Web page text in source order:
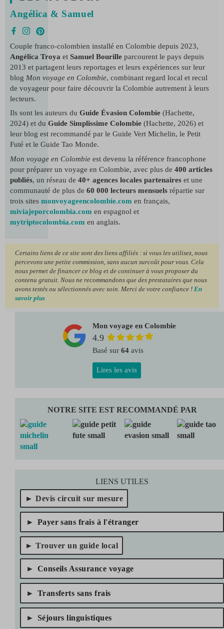
Angélica & Samuel
Couple franco-colombien installé en Colombie depuis 2023,
Angélica Troya et Samuel Bourille parcourent le pays depuis
2013 et partagent leurs reportages et leurs expériences sur leur
blog Mon voyage en Colombie, combinant regard local et recul
de voyageur pour faire découvrir la Colombie autrement à leurs
lecteurs.
Ils sont les auteurs du Guide Évasion Colombie (Hachette,
2024) et du Guide Simplissime Colombie (Hachette, 2026) et
leur blog est recommandé par le Guide Vert Michelin, le Petit
Futé et le Guide Tao Monde.
Mon voyage en Colombie est devenu la référence francophone
pour préparer un voyage en Colombie, avec plus de 400 articles
publiés, un réseau de 40+ agences locales partenaires et une
communauté de plus de 60 000 lecteurs mensuels répartie sur
trois sites monvoyageencolombie.com en français,
miviajeporcolombia.com en espagnol et
mytriptocolombia.com en anglais.
Certains liens de ce site sont des liens affiliés : si vous les utilisez, nous
percevons une petite commission, sans aucun surcoût pour vous. Cela
nous permet de financer ce blog et de continuer à vous proposer du
contenu gratuit. Nous ne recommandons que des prestataires que nous
avons testés ou sélectionnés avec soin. Merci de votre confiance ! En
savoir plus
Mon voyage en Colombie
4.9
Basé sur 64avis
Lires les avis
NOTRE SITE EST RECOMMANDÉ PAR
LIENS UTILES
Devis circuit sur mesure
Payer sans frais à l'étranger
Trouver un guide local
Conseils Assurance voyage
Transferts sans frais
Séjours linguistiques